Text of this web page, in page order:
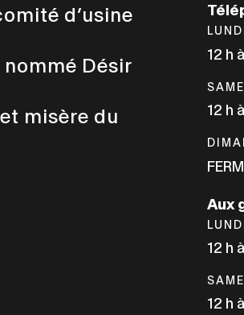
d’usine
Désir
misère du
12 h
12 h
Aux
12 h
12 h